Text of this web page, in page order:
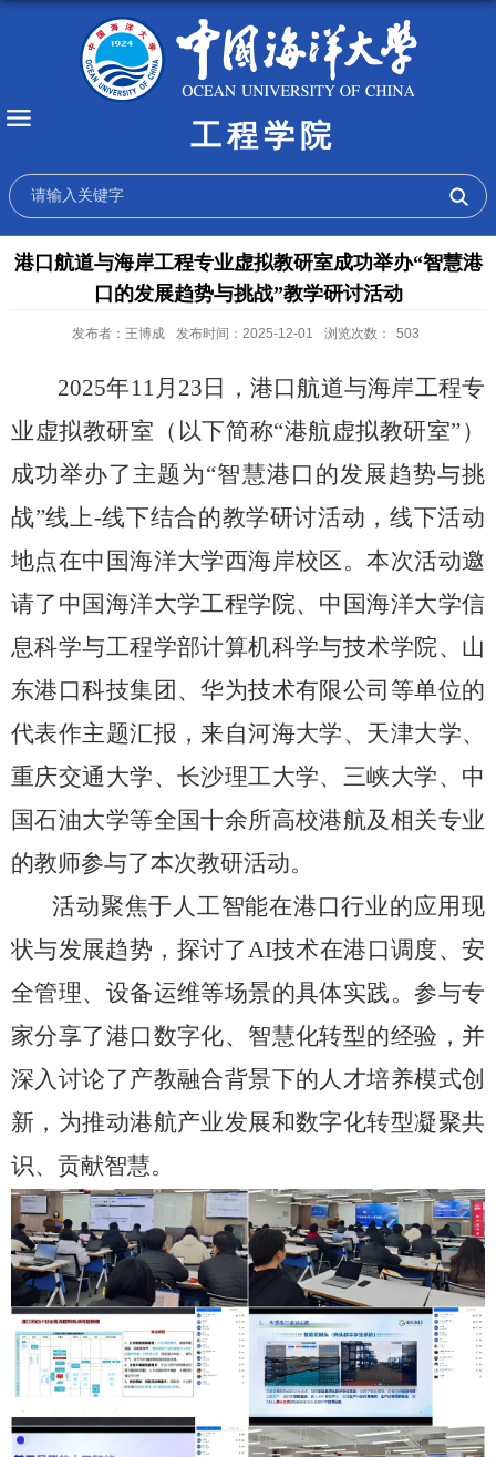
工程学院
港口航道与海岸工程专业虚拟教研室成功举办“智慧港
口的发展趋势与挑战”教学研讨活动
发布者：王博成 发布时间：2025-12-01 浏览次数： 503
2025年11月 23 日，港口航道与海岸工程专
业虚拟教研室（以下简称“港航虚拟教研室”）
成功举办了主题为“智慧港口的发展趋势与挑
战”线上-线下结合的教学研讨活动，线下活动
地点在中国海洋大学西海岸校区。本次活动邀
请了中国海洋大学工程学院、中国海洋大学信
息科学与工程学部计算机科学与技术学院、山
东港口科技集团、华为技术有限公司等单位的
代表作主题汇报，来自河海大学、天津大学、
重庆交通大学、长沙理工大学、三峡大学、中
国石油大学等全国十余所高校港航及相关专业
的教师参与了本次教研活动。
活动聚焦于人工智能在港口行业的应用现
状与发展趋势，探讨了AI技术在港口调度、安
全管理、设备运维等场景的具体实践。参与专
家分享了港口数字化、智慧化转型的经验，并
深入讨论了产教融合背景下的人才培养模式创
新，为推动港航产业发展和数字化转型凝聚共
识、贡献智慧。